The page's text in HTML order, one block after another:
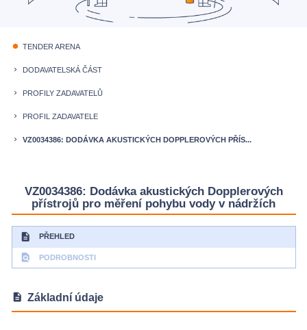
fiber_manual_record TENDER ARENA
keyboard_arrow_right DODAVATELSKÁ ČÁST
keyboard_arrow_right PROFILY ZADAVATELŮ
keyboard_arrow_right PROFIL ZADAVATELE
keyboard_arrow_right VZ0034386: DODÁVKA AKUSTICKÝCH DOPPLEROVÝCH PŘÍS...
VZ0034386: Dodávka akustických Dopplerových
přístrojů pro měření pohybu vody v nádržích
description PŘEHLED
find_in_page PODROBNOSTI
description Základní údaje